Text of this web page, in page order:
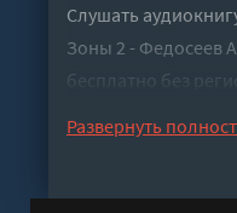
Слушать
Зоны 2 - Федосеев
бесплатно без
Развернуть